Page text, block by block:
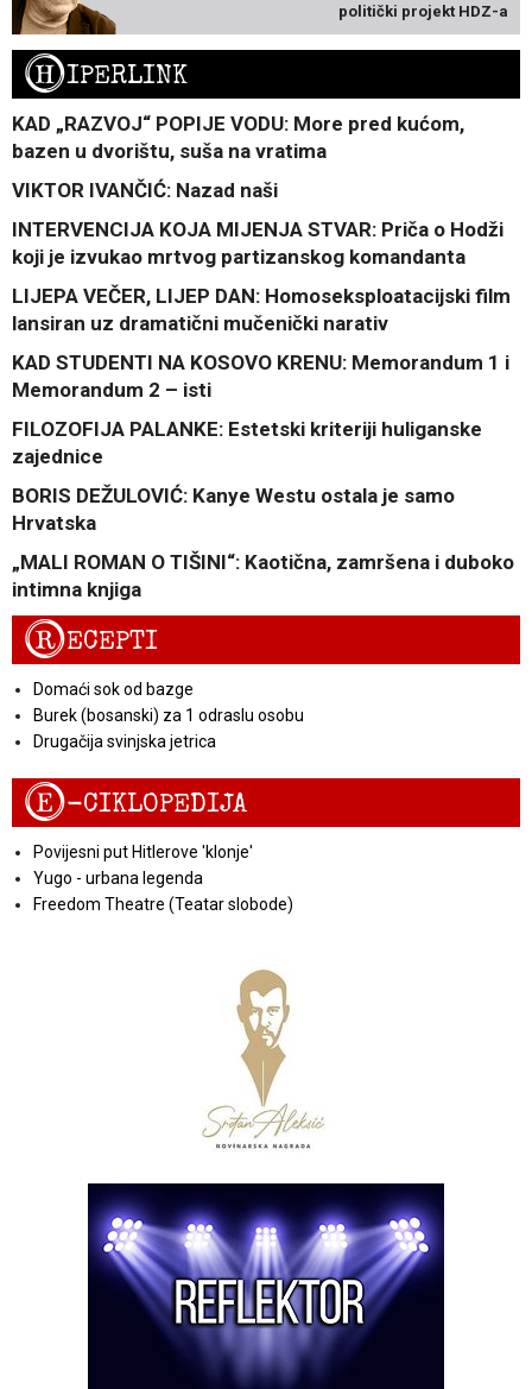
politički projekt HDZ-a
HIPERLINK
KAD „RAZVOJ“ POPIJE VODU: More pred kućom,
bazen u dvorištu, suša na vratima
VIKTOR IVANČIĆ: Nazad naši
INTERVENCIJA KOJA MIJENJA STVAR: Priča o Hodži
koji je izvukao mrtvog partizanskog komandanta
LIJEPA VEČER, LIJEP DAN: Homoseksploatacijski film
lansiran uz dramatični mučenički narativ
KAD STUDENTI NA KOSOVO KRENU: Memorandum 1 i
Memorandum 2 – isti
FILOZOFIJA PALANKE: Estetski kriteriji huliganske
zajednice
BORIS DEŽULOVIĆ: Kanye Westu ostala je samo
Hrvatska
„MALI ROMAN O TIŠINI“: Kaotična, zamršena i duboko
intimna knjiga
RECEPTI
Domaći sok od bazge
Burek (bosanski) za 1 odraslu osobu
Drugačija svinjska jetrica
E-CIKLOPEDIJA
Povijesni put Hitlerove 'klonje'
Yugo - urbana legenda
Freedom Theatre (Teatar slobode)